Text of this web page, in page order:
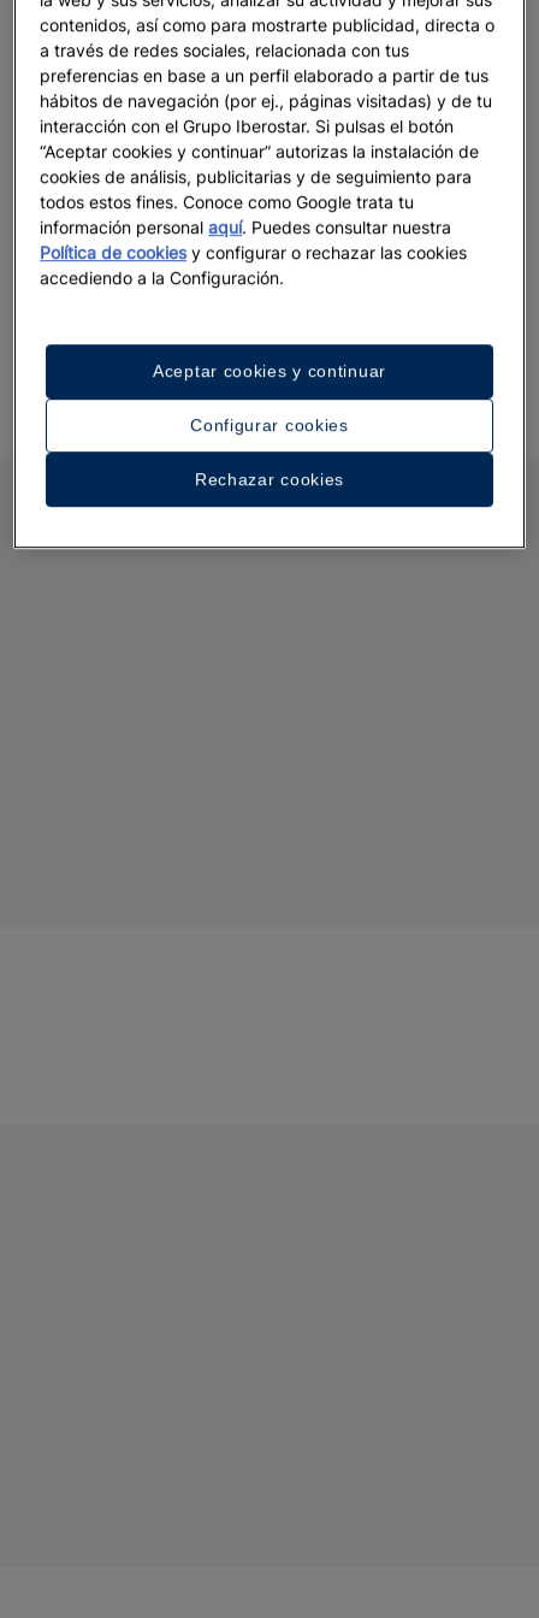
constante cambio. Viajar a Lisboa, aunque se trate
de unas vacaciones cortas, te conectará a esta
doble verdad.
Pero,¿qué ver en Lisboa en 3 días?Aquí va una
idea de planning. Adáptala a las sensaciones que te
vaya inspirando tu recorrido por la ciudad y
cumplirás con el propósito de conocerla a fondo.
contenidos, así como para mostrarte publicidad, directa o
a través de redes sociales, relacionada con tus
preferencias en base a un perfil elaborado a partir de tus
hábitos de navegación (por ej., páginas visitadas) y de tu
interacción con el Grupo Iberostar. Si pulsas el botón
“Aceptar cookies y continuar” autorizas la instalación de
cookies de análisis, publicitarias y de seguimiento para
todos estos fines. Conoce como Google trata tu
información personalaquí. Puedes consultar nuestra
Política de cookiesy configurar o rechazar las cookies
accediendo a la Configuración.
Configurar cookies
Rechazar cookies
Aceptar cookies y continuar